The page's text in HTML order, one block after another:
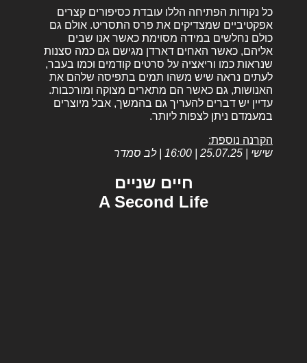
כל נקודות הפתיחה הללו עובדת כסיפורים קצרים
אפקטיביים שמצדיקים את פרס התסריט. אולם גם
כולם נחלשים במידה מסוימת כאשר אנו שבים
אליהם, כאשר האחים דארדן מגישם גם כמה סצנות
שנראות כמו וריאציה על סרטים קודמים וכמו בעבר,
לעתים נראה שיש משהו תמים בתפיסה שלהם את
האנושות, גם כאשר הם מתארים מצוקה ומורכבות.
עדיין יש דברים להעריך גם בהמשך, אבל מיוצרים
במעמדם ניתן לצפות ליותר.
הקרנה נוספת:
שישי | 25.07.25 | 16:00 | לב סמדר
חיים שניים
A Second Life